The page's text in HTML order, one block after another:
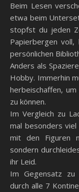
Beim Lesen
etwa beim
stopfst du jeden
Papierbergen
persönlichen
Anders als
Hobby. Immerhin
herbeischaffen,
zu können.
Im Vergleich zu
mal besonders viel
mit den Figuren
sondern
ihr Leid.
Im Gegensatz zu
durch alle 7